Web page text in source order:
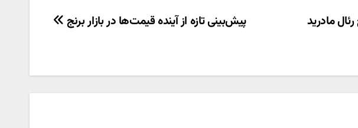
پیش‌بینی تازه از آینده قیمت‌ها در بازار برنج
مادرید